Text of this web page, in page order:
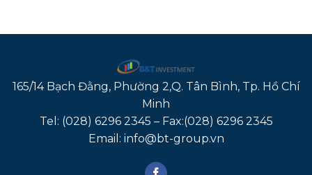
165/14 Bạch Đằng, Phường 2,Q. Tân Bình, Tp. Hồ Chí
Minh
Tel: (028) 6296 2345 – Fax:(028) 6296 2345
Email: info@bt-group.vn